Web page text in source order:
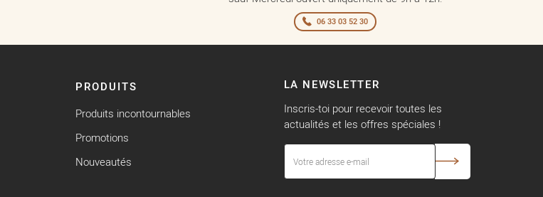
06 33 03 52 30
PRODUITS
Produits incontournables
Promotions
Nouveautés
LA NEWSLETTER
Inscris-toi pour recevoir toutes les
actualités et les offres spéciales !